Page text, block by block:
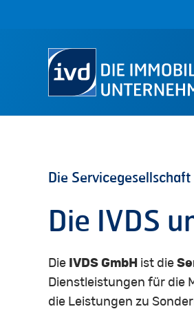
Die Servicegesellschaft
Die IVDS
Die IVDS GmbH ist die
Dienstleistungen für die
die Leistungen zu